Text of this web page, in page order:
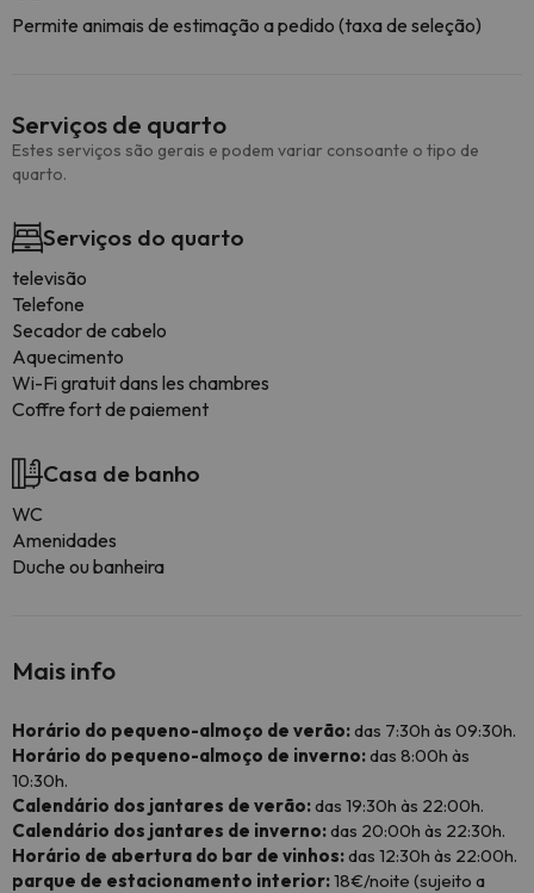
Permite animais de estimação a pedido (taxa de seleção)
Serviços de quarto
Estes serviços são gerais e podem variar consoante o tipo de
quarto.
Serviços do quarto
televisão
Telefone
Secador de cabelo
Aquecimento
Wi-Fi gratuit dans les chambres
Coffre fort de paiement
Casa de banho
WC
Amenidades
Duche ou banheira
Mais info
Horário do pequeno-almoço de verão:das 7:30h às 09:30h.
Horário do pequeno-almoço de inverno:das 8:00h às
10:30h.
Calendário dos jantares de verão:das 19:30h às 22:00h.
Calendário dos jantares de inverno:das 20:00h às 22:30h.
Horário de abertura do bar de vinhos:das 12:30h às 22:00h.
parque de estacionamento interior:18€/noite (sujeito a